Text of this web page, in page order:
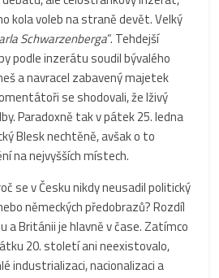
kola voleb na straně devět. Velký
Schwarzenberga“. Tehdejší
podle inzerátu soudil bývalého
a navracel zabavený majetek
se shodovali, že lživý
Paradoxně tak v pátek 25. ledna
Blesk nechtěně, avšak o to
na nejvyšších místech.
se v Česku nikdy neusadil politický
německých předobrazů? Rozdíl
a Británii je hlavně v čase. Zatímco
20. století ani neexistovalo,
industrializaci, nacionalizaci a